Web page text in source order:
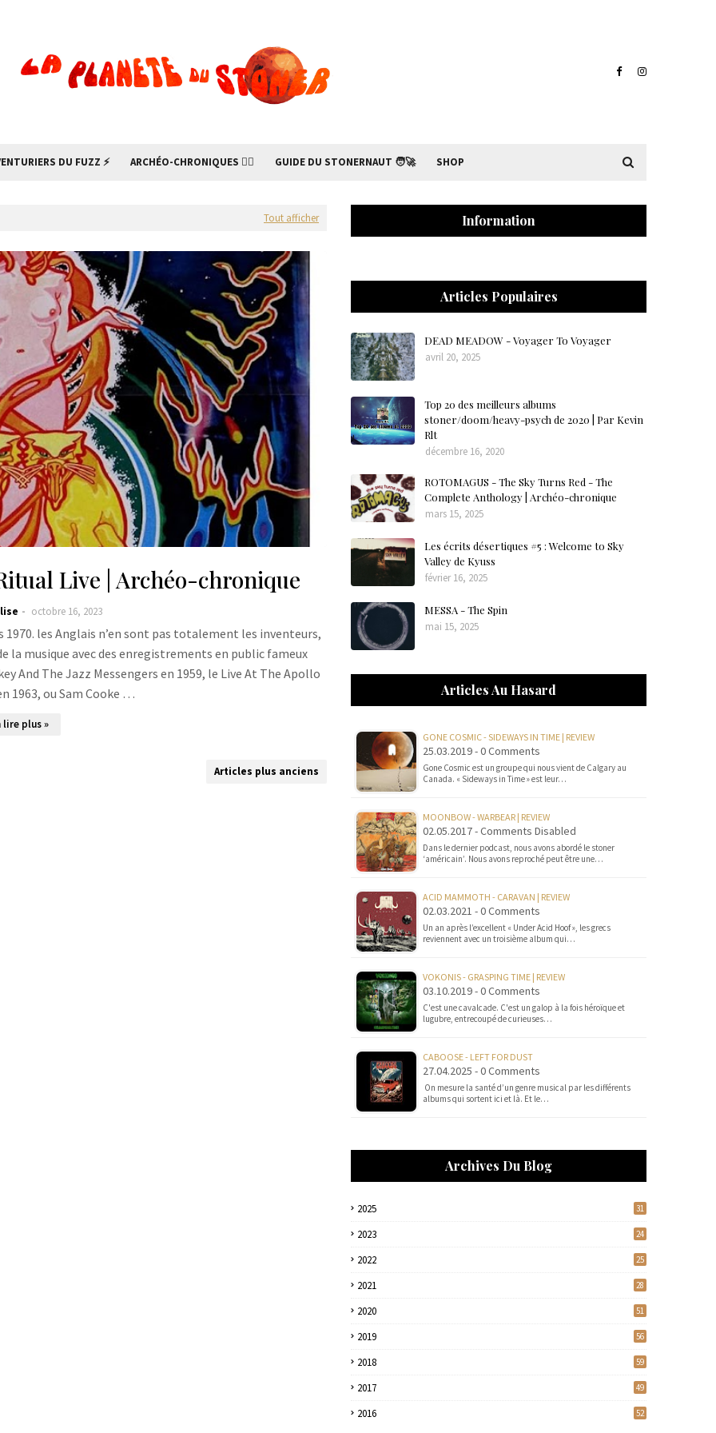
DU FUZZ ⚡ ARCHÉO-CHRONIQUES 🧙‍♂ GUIDE DU STONERNAUT 🧑‍🚀 SHOP
Tout afficher
Live | Archéo-chronique
octobre 16, 2023
1970. les Anglais n’en sont pas totalement les inventeurs,
la musique avec des enregistrements en public fameux
And The Jazz Messengers en 1959, le Live At The Apollo
1963, ou Sam Cooke …
lire plus »
Articles plus anciens
Information
Articles Populaires
DEAD MEADOW - Voyager To Voyager
avril 20, 2025
Top 20 des meilleurs albums
stoner/doom/heavy-psych de 2020 | Par Kevin
Rlt
décembre 16, 2020
ROTOMAGUS - The Sky Turns Red - The
Complete Anthology | Archéo-chronique
mars 15, 2025
Les écrits désertiques #5 : Welcome to Sky
Valley de Kyuss
février 16, 2025
MESSA - The Spin
mai 15, 2025
Articles Au Hasard
GONE COSMIC - SIDEWAYS IN TIME | REVIEW
25.03.2019 - 0 Comments
Gone Cosmic est un groupe qui nous vient de Calgary au
Canada. « Sideways in Time » est leur…
MOONBOW - WARBEAR | REVIEW
02.05.2017 - Comments Disabled
Dans le dernier podcast, nous avons abordé le stoner
‘américain’. Nous avons reproché peut être une…
ACID MAMMOTH - CARAVAN | REVIEW
02.03.2021 - 0 Comments
Un an après l’excellent « Under Acid Hoof », les grecs
reviennent avec un troisième album qui…
VOKONIS - GRASPING TIME | REVIEW
03.10.2019 - 0 Comments
C'est une cavalcade. C'est un galop à la fois héroïque et
lugubre, entrecoupé de curieuses…
CABOOSE - LEFT FOR DUST
27.04.2025 - 0 Comments
On mesure la santé d’un genre musical par les différents
albums qui sortent ici et là. Et le…
Archives Du Blog
2025 31
2023 24
2022 25
2021 28
2020 51
2019 56
2018 59
2017 49
2016 52